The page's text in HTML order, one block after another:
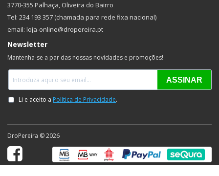
3770-355 Palhaça, Oliveira do Bairro
Tel: 234 193 357 (chamada para rede fixa nacional)
email: loja-online@dropereira.pt
Newsletter
Mantenha-se a par das nossas novidades e promoções!
DroPereira © 2026